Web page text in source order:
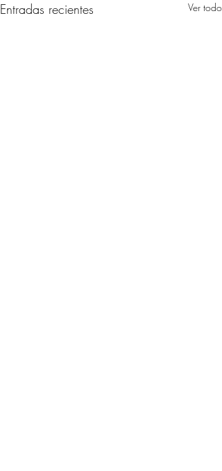
Entradas recientes Ver todo